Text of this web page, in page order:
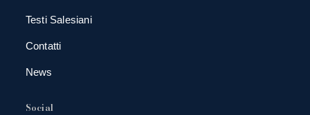
Testi Salesiani
Contatti
News
Social